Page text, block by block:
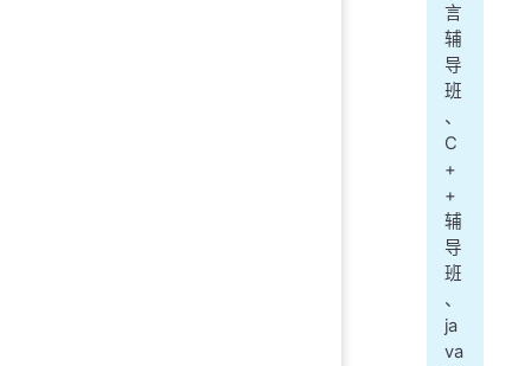
言
辅
导
班
、
C
+
+
辅
导
班
、
ja
va